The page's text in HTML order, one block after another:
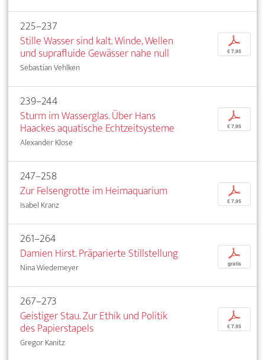
225–237
Stille Wasser sind kalt. Winde, Wellen
und suprafluide Gewässer nahe null
Sebastian Vehlken
p
€ 7,95
239–244
Sturm im Wasserglas. Über Hans
Haackes aquatische Echtzeitsysteme
Alexander Klose
p
€ 7,95
247–258
Zur Felsengrotte im Heimaquarium
Isabel Kranz
p
€ 7,95
261–264
Damien Hirst. Präparierte Stillstellung
Nina Wiedemeyer
p
gratis
267–273
Geistiger Stau. Zur Ethik und Politik
des Papierstapels
Gregor Kanitz
p
€ 7,95